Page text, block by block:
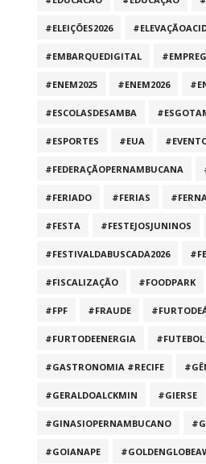
#ELEIÇÕES2026
#EMBARQUEDIGITAL
#ENEM2025 #ENEM2026
#ESCOLASDESAMBA
#ESPORTES #EUA
#FEDERAÇÃOPERNAMBUCANA
#FERIADO #FERIAS
#FESTA #FESTEJOSJUNINOS
#FESTIVALDABUSCADA2026
#FISCALIZAÇÃO #FOODPARK
#FPF #FRAUDE
#FURTODEENERGIA #FUTEBOL
#GASTRONOMIA #RECIFE
#GERALDOALCKMIN #GIERSE
#GINASIOPERNAMBUCANO
#GOIANAPE